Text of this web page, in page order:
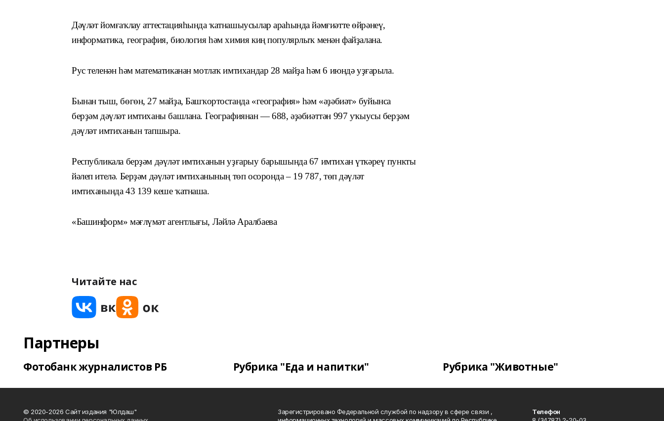
Дәүләт йомғаҡлау аттестацияһында ҡатнашыусылар араһында йәмғиәтте өйрәнеү,
информатика, география, биология һәм химия киң популярлыҡ менән файҙалана.
Рус теленән һәм математиканан мотлаҡ имтихандар 28 майҙа һәм 6 июндә уҙғарыла.
Бынан тыш, бөгөн, 27 майҙа, Башҡортостанда «география» һәм «әҙәбиәт» буйынса
берҙәм дәүләт имтиханы башлана. Географиянан — 688, әҙәбиәттән 997 уҡыусы берҙәм
дәүләт имтиханын тапшыра.
Республикала берҙәм дәүләт имтиханын уҙғарыу барышында 67 имтихан үткәреү пункты
йәлеп ителә. Берҙәм дәүләт имтиханының төп осоронда – 19 787, төп дәүләт
имтиханында 43 139 кеше ҡатнаша.
«Башинформ» мәғлүмәт агентлығы, Ләйлә Аралбаева
Читайте нас
Партнеры
Фотобанк журналистов РБ Рубрика "Еда и напитки" Рубрика "Животные"
© 2020-2026 Сайт издания "Юлдаш"
Зарегистрировано Федеральной службой по надзору в сфере связи ,
Телефон